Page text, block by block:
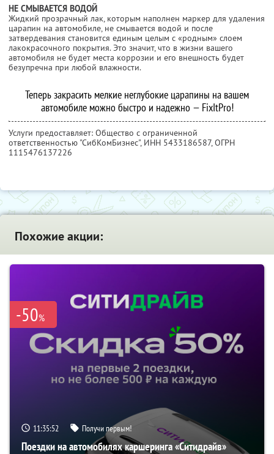
НЕ СМЫВАЕТСЯ ВОДОЙ
Жидкий прозрачный лак, которым наполнен маркер для удаления
царапин на автомобиле, не смывается водой и после
затвердевания становится единым целым с «родным» слоем
лакокрасочного покрытия. Это значит, что в жизни вашего
автомобиля не будет места коррозии и его внешность будет
безупречна при любой влажности.
Теперь закрасить мелкие неглубокие царапины на вашем
автомобиле можно быстро и надежно — FixItPro!
Услуги предоставляет: Общество с ограниченной
ответственностью "СибКомБизнес", ИНН 5433186587, ОГРН
1115476137226
Похожие акции:
-50%
11:35:51 Получи первым!
Поездки на автомобилях каршеринга «Ситидрайв»